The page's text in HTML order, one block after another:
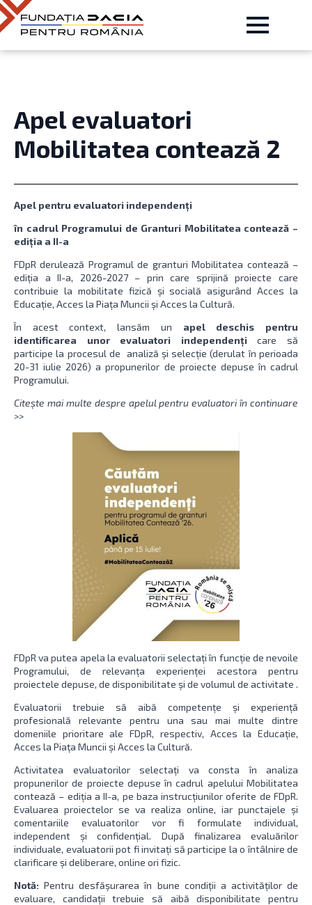
Apel evaluatori
Mobilitatea contează 2
Apel pentru evaluatori independenți
în cadrul Programului de Granturi Mobilitatea contează –
ediția a II-a
FDpR derulează Programul de granturi Mobilitatea contează –
ediția a II-a, 2026-2027 – prin care sprijină proiecte care
contribuie la mobilitate fizică și socială asigurând Acces la
Educație, Acces la Piața Muncii și Acces la Cultură.
În acest context, lansăm un apel deschis pentru
identificarea unor evaluatori independențicare să
participe la procesul de analiză și selecție (derulat în perioada
20-31 iulie 2026) a propunerilor de proiecte depuse în cadrul
Programului.
Citește mai multe despre apelul pentru evaluatori în continuare
>>
FDpR va putea apela la evaluatorii selectați în funcție de nevoile
Programului, de relevanța experienței acestora pentru
proiectele depuse, de disponibilitate și de volumul de activitate .
Evaluatorii trebuie să aibă competențe și experiență
profesională relevante pentru una sau mai multe dintre
domeniile prioritare ale FDpR, respectiv, Acces la Educație,
Acces la Piața Muncii și Acces la Cultură.
Activitatea evaluatorilor selectați va consta în analiza
propunerilor de proiecte depuse în cadrul apelului Mobilitatea
contează – ediția a II-a, pe baza instrucțiunilor oferite de FDpR.
Evaluarea proiectelor se va realiza online, iar punctajele și
comentariile evaluatorilor vor fi formulate individual,
independent și confidențial. După finalizarea evaluărilor
individuale, evaluatorii pot fi invitați să participe la o întâlnire de
clarificare și deliberare, online ori fizic.
Notă: Pentru desfășurarea în bune condiții a activităților de
evaluare, candidații trebuie să aibă disponibilitate pentru